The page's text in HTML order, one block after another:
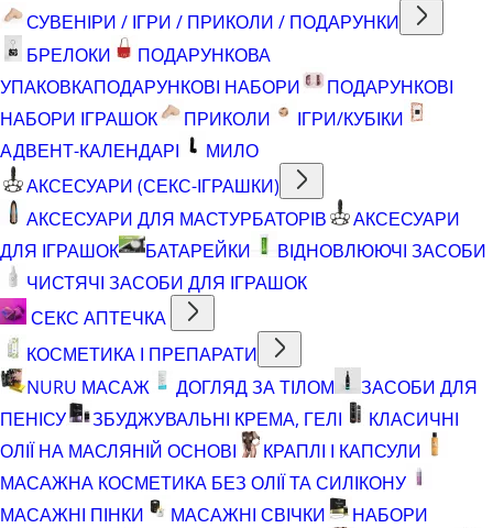
СУВЕНІРИ / ІГРИ / ПРИКОЛИ / ПОДАРУНКИ
БРЕЛОКИ
ПОДАРУНКОВА
УПАКОВКАПОДАРУНКОВІ НАБОРИ
ПОДАРУНКОВІ
НАБОРИ ІГРАШОК
ПРИКОЛИ
ІГРИ/КУБІКИ
АДВЕНТ-КАЛЕНДАРІ
МИЛО
АКСЕСУАРИ (СЕКС-ІГРАШКИ)
АКСЕСУАРИ ДЛЯ МАСТУРБАТОРІВ
АКСЕСУАРИ
ДЛЯ ІГРАШОК
БАТАРЕЙКИ
ВІДНОВЛЮЮЧІ ЗАСОБИ
ЧИСТЯЧІ ЗАСОБИ ДЛЯ ІГРАШОК
СЕКС АПТЕЧКА
КОСМЕТИКА І ПРЕПАРАТИ
NURU МАСАЖ
ДОГЛЯД ЗА ТІЛОМ
ЗАСОБИ ДЛЯ
ПЕНІСУ
ЗБУДЖУВАЛЬНІ КРЕМА, ГЕЛІ
КЛАСИЧНІ
ОЛІЇ НА МАСЛЯНІЙ ОСНОВІ
КРАПЛІ І КАПСУЛИ
МАСАЖНА КОСМЕТИКА БЕЗ ОЛІЇ ТА СИЛІКОНУ
МАСАЖНІ ПІНКИ
МАСАЖНІ СВІЧКИ
НАБОРИ